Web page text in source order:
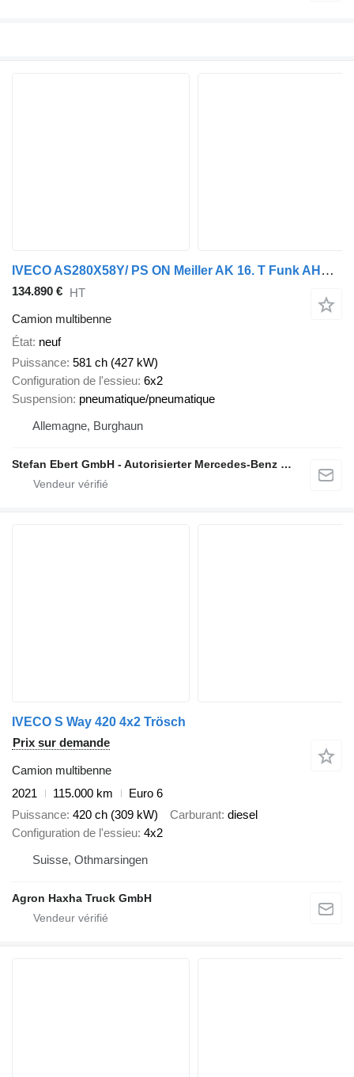
IVECO AS280X58Y/ PS ON Meiller AK 16. T Funk AHK Cam
134.890 € HT
Camion multibenne
État neuf
Puissance 581 ch (427 kW)
Configuration de l'essieu 6x2
Suspension pneumatique/pneumatique
Allemagne, Burghaun
Stefan Ebert GmbH - Autorisierter Mercedes-Benz Servicepartner
IVECO S Way 420 4x2 Trösch
Prix sur demande
Camion multibenne
2021
115.000 km
Euro 6
Puissance 420 ch (309 kW) Carburant diesel
Configuration de l'essieu 4x2
Suisse, Othmarsingen
Agron Haxha Truck GmbH